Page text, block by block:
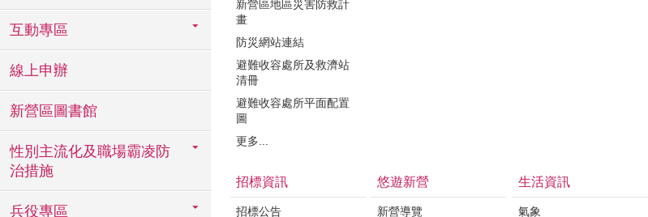
互動專區
線上申辦
新營區圖書館
性別主流化及職場霸凌防
治措施
兵役專區
新營區地區災害防救計
畫
防災網站連結
避難收容處所及救濟站
清冊
避難收容處所平面配置
圖
更多...
招標資訊
招標公告
悠遊新營
新營導覽
生活資訊
氣象